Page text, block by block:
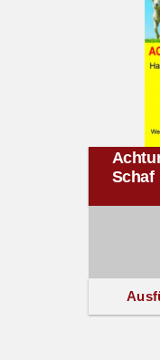
Schaf